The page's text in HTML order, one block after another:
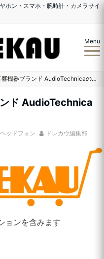
ホン・スマホ・腕時計・カメラサイ
Menu
イヤホン・音響機器ブランド AudioTechnicaの歴史と特徴 価格帯
ド AudioTechnica
ッドフォン ドレカウ編集部
ョンを含みます